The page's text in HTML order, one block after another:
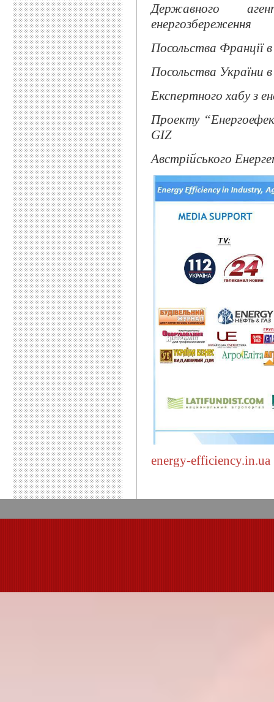
Державного
енергозбереження
Посольства Франції в
Посольства
Експертного хабу з
Проекту
GIZ
Австрійського
energy-efficiency.in.ua